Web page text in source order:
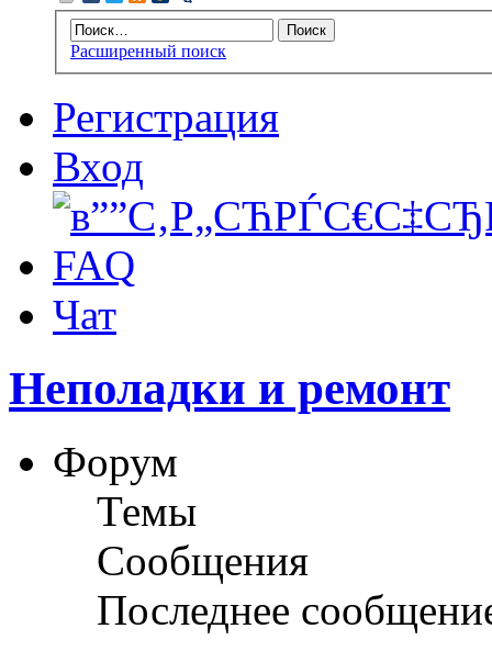
Расширенный поиск
Регистрация
Вход
FAQ
Чат
Неполадки и ремонт
Форум
Темы
Сообщения
Последнее